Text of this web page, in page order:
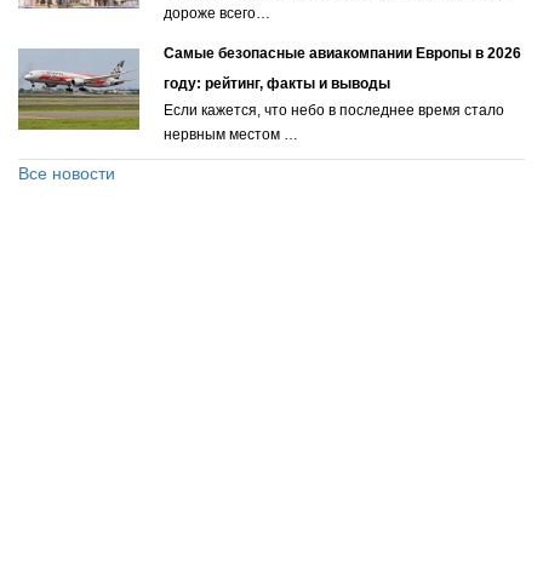
дороже всего…
Самые безопасные авиакомпании Европы в 2026
году: рейтинг, факты и выводы
Если кажется, что небо в последнее время стало
нервным местом …
Все новости